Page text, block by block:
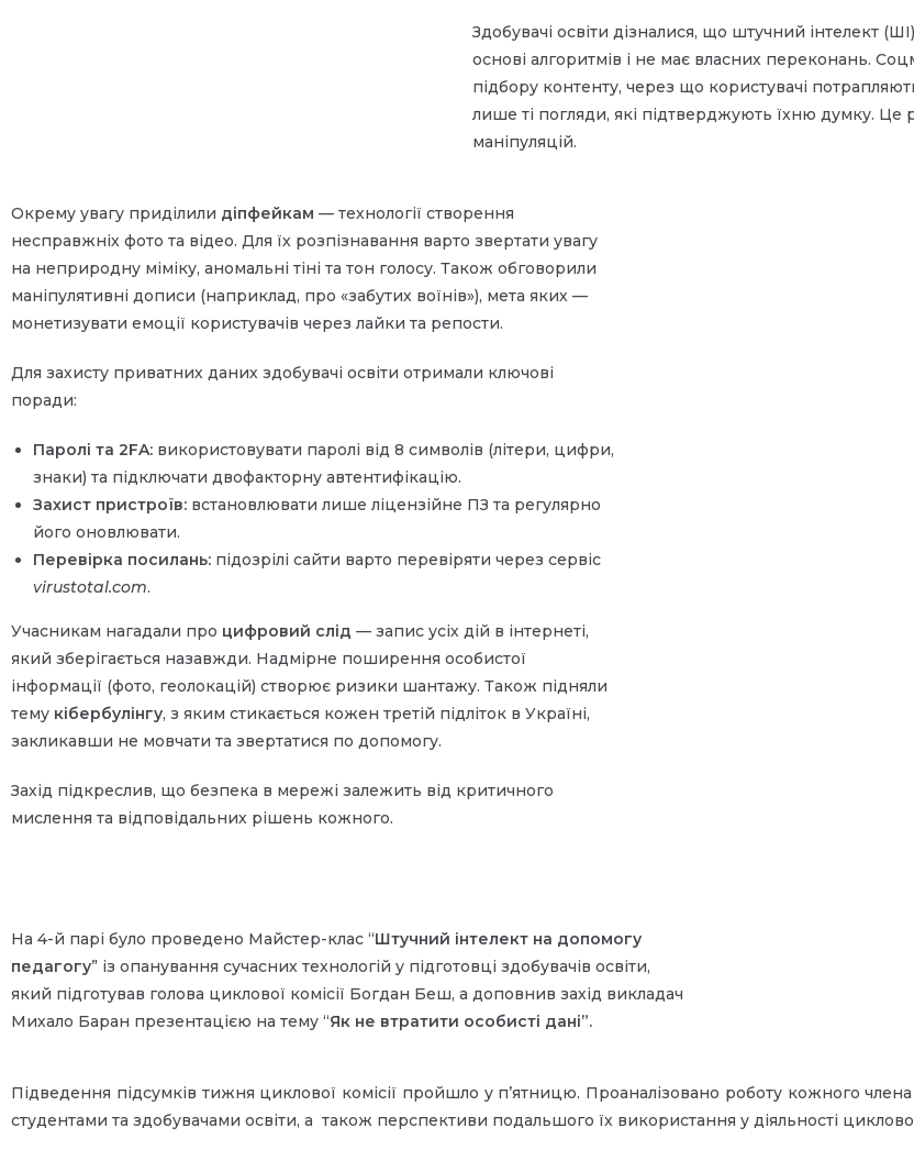
Здобувачі освіти дізналися, що штучний інтелект
основі алгоритмів і не має власних переконань.
підбору контенту, через що користувачі
лише ті погляди, які підтверджують їхню думку.
маніпуляцій.
Окрему увагу приділили діпфейкам — технології створення
несправжніх фото та відео. Для їх розпізнавання варто звертати увагу
на неприродну міміку, аномальні тіні та тон голосу. Також обговорили
маніпулятивні дописи (наприклад, про «забутих воїнів»), мета яких —
монетизувати емоції користувачів через лайки та репости.
Для захисту приватних даних здобувачі освіти отримали ключові
поради:
Паролі та 2FA: використовувати паролі від 8 символів (літери, цифри,
знаки) та підключати двофакторну автентифікацію.
Захист пристроїв: встановлювати лише ліцензійне ПЗ та регулярно
його оновлювати.
Перевірка посилань: підозрілі сайти варто перевіряти через сервіс
virustotal.com.
Учасникам нагадали про цифровий слід — запис усіх дій в інтернеті,
який зберігається назавжди. Надмірне поширення особистої
інформації (фото, геолокацій) створює ризики шантажу. Також підняли
тему кібербулінгу, з яким стикається кожен третій підліток в Україні,
закликавши не мовчати та звертатися по допомогу.
Захід підкреслив, що безпека в мережі залежить від критичного
мислення та відповідальних рішень кожного.
На 4-й парі було проведено Майстер-клас “Штучний інтелект на допомогу
педагогу” із опанування сучасних технологій у підготовці здобувачів освіти,
який підготував голова циклової комісії Богдан Беш, а доповнив захід викладач
Михало Баран презентацією на тему “Як не втратити особисті дані”.
Підведення підсумків тижня циклової комісії пройшло у п’ятницю. Проаналізовано роботу кожного
студентами та здобувачами освіти, а також перспективи подальшого їх використання у діяльності циклової